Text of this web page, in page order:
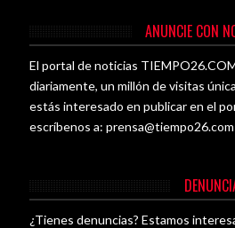
ANUNCIE CON
El portal de noticias
diariamente, un millón de visitas
estás interesado en publicar en el
escríbenos a:prensa@tiempo26.com
¿Tienes denuncias? Estamos